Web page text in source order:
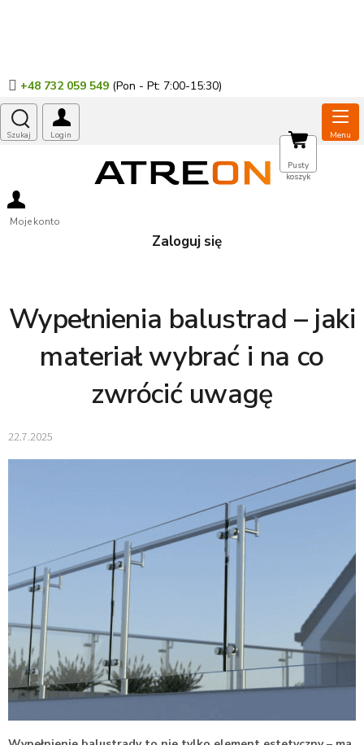
+48 732 059 549
Moje konto
Zaloguj się
KOSZYK
Pusty
koszyk
Wypełnienia balustrad – jaki
materiał wybrać i na co
zwrócić uwagę
22.7.2025